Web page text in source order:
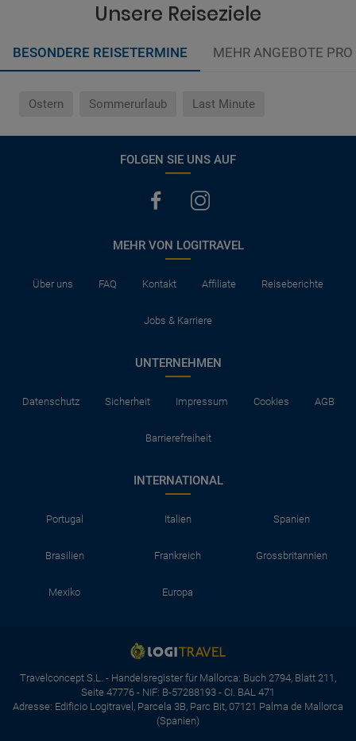
Unsere Reiseziele
BESONDERE REISETERMINE MEHR ANGEBOTE
Ostern Sommerurlaub Last Minute
FOLGEN SIE UNS AUF
MEHR VON LOGITRAVEL
Über uns FAQ Kontakt Affiliate Reiseberichte
Jobs & Karriere
UNTERNEHMEN
Datenschutz Sicherheit Impressum Cookies AGB
Barrierefreiheit
INTERNATIONAL
Portugal Italien Spanien
Brasilien Frankreich Grossbritannien
Mexiko Europa
Travelconcept S.L. - Handelsregister für Mallorca: Buch 2794, Blatt 211,
Seite 47776 - NIF: B-57288193 - CI. BAL 471
Adresse: Edificio Logitravel, Parcela 3B, Parc Bit, 07121 Palma de Mallorca
(Spanien)